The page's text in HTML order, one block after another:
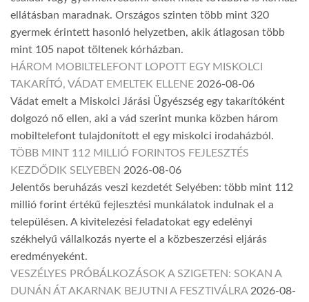
ellátásban maradnak. Országos szinten több mint 320
gyermek érintett hasonló helyzetben, akik átlagosan több
mint 105 napot töltenek kórházban.
HÁROM MOBILTELEFONT LOPOTT EGY MISKOLCI
TAKARÍTÓ, VÁDAT EMELTEK ELLENE 2026-08-06
Vádat emelt a Miskolci Járási Ügyészség egy takarítóként
dolgozó nő ellen, aki a vád szerint munka közben három
mobiltelefont tulajdonított el egy miskolci irodaházból.
TÖBB MINT 112 MILLIÓ FORINTOS FEJLESZTÉS
KEZDŐDIK SELYEBEN 2026-08-06
Jelentős beruházás veszi kezdetét Selyében: több mint 112
millió forint értékű fejlesztési munkálatok indulnak el a
településen. A kivitelezési feladatokat egy edelényi
székhelyű vállalkozás nyerte el a közbeszerzési eljárás
eredményeként.
VESZÉLYES PRÓBÁLKOZÁSOK A SZIGETEN: SOKAN A
DUNÁN ÁT AKARNAK BEJUTNI A FESZTIVÁLRA 2026-08-